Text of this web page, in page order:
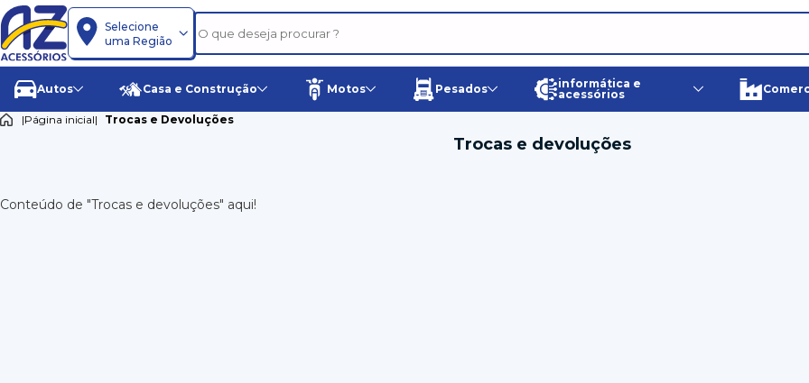
Selecione
uma Região
Autos Casa e Construção Motos Pesados
informática e
acessórios
|Página inicial| Trocas e Devoluções
Trocas e devoluções
Conteúdo de "Trocas e devoluções" aqui!